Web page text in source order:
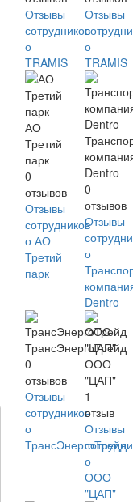
Отзывы
сотрудников
о
TRAMIS
Отзывы
о
TRAMIS
АО
Третий
парк
0
отзывов
Отзывы
сотрудников
о АО
Третий
парк
Dentro
0
отзывов
Отзывы
о
Dentro
ТрансЭнергоТрейд
0
отзывов
Отзывы
сотрудников
о
ТрансЭнергоТрейд
ООО
"ЦАП"
1
отзыв
Отзывы
о
ООО
"ЦАП"